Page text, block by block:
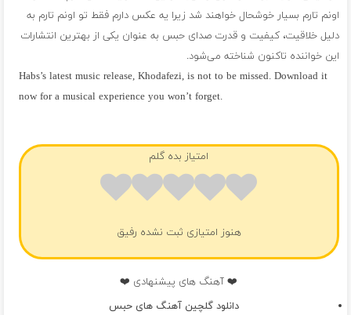
اونم تارم بسیار خوشحال خواهند شد زیرا یه عکس دارم فقط تو اونم تارم به
دلیل خلاقیت، کیفیت و قدرت صدای حبس به عنوان یکی از بهترین انتشارات
این خواننده تاکنون شناخته می‌شود.
Habs’s latest music release, Khodafezi, is not to be missed. Download it
now for a musical experience you won’t forget.
امتیاز بده گلم
هنوز امتیازی ثبت نشده رفیق
❤️ آهنگ های پیشنهادی ❤️
دانلود گلچین آهنگ های حبس